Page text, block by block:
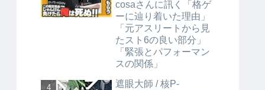
cosaさんに訊く「格ゲ
ーに辿り着いた理由」
「元アスリートから見
たスト6の良い部分」
「緊張とパフォーマン
スの関係」
遮眼大師 / 核P-